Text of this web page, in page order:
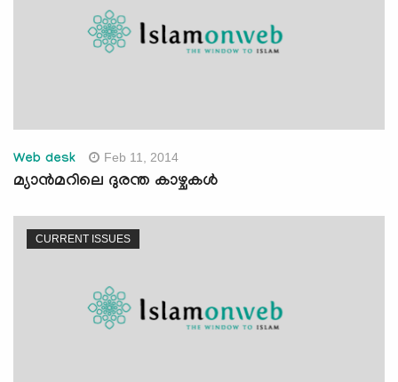
Web desk Feb 11, 2014
മ്യാന്‍മറിലെ ദുരന്ത കാഴ്ചകള്‍
CURRENT ISSUES